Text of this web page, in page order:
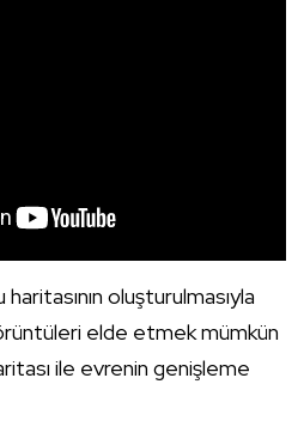
oluşturulmasıyla
elde etmek mümkün
ile evrenin genişleme